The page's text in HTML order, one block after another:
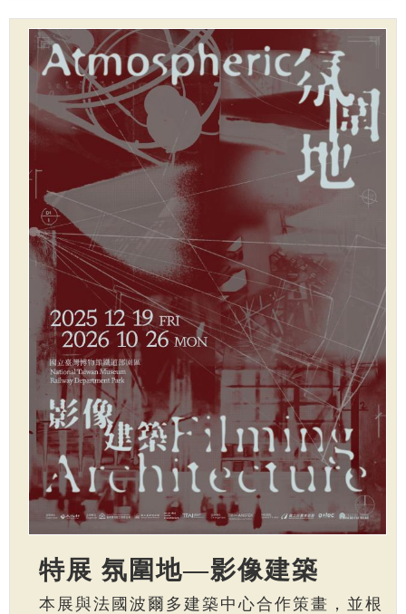
特展 氛圍地—影像建築
本展與法國波爾多建築中心合作策畫，並根